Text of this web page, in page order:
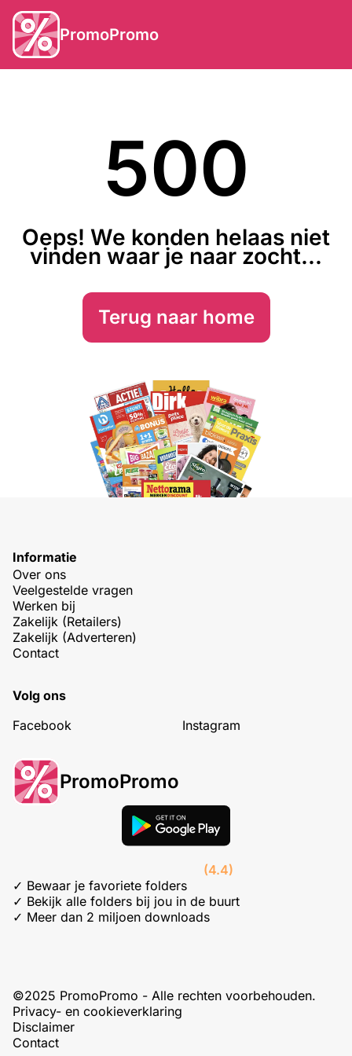
PromoPromo
500
Oeps! We konden helaas niet
vinden waar je naar zocht...
Terug naar home
Informatie
Over ons
Veelgestelde vragen
Werken bij
Zakelijk (Retailers)
Zakelijk (Adverteren)
Contact
Volg ons
Facebook
Instagram
PromoPromo
(4.4)
✓ Bewaar je favoriete folders
✓ Bekijk alle folders bij jou in de buurt
✓ Meer dan 2 miljoen downloads
©2025 PromoPromo - Alle rechten voorbehouden.
Privacy- en cookieverklaring
Disclaimer
Contact